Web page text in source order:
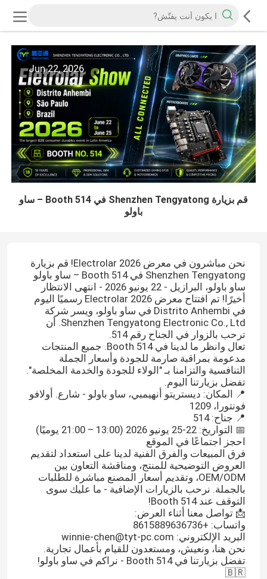
Jun 22, 2026
قم بزيارة Shenzhen Tengyatong في Booth 514 – ساو
باولو
نحن مباشرون في معرض Electrolar 2026! قم بزيارة
Shenzhen Tengyatong في Booth 514 – ساو باولو
ساو باولو، البرازيل - 22 يونيو 2026 - انتهى الانتظار
أخيرًا! تم افتتاح معرض Electrolar 2026 رسميًا اليوم
في Distrito Anhembi في ساو باولو، ويسر شركة
Shenzhen Tengyatong Electronic Co., Ltd. أن
ترحب بالزوار في الجناح رقم 514.
تعال وانظر ما لدينا في Booth 514. جميع المنتجات
مدعومة بمراقبة صارمة للجودة وأسعار الجملة
التنافسية والتزامنا بـ "الولاء للجودة والخدمة المخلصة".
تفضل بزيارتنا اليوم.
📍 المكان: ديستريتو أنهيمبي، ساو باولو - شارع. أولافو
فونتورا، 1209
📍 جناح: 514
📅 التواريخ: 22-25 يونيو 2026 (13:00 – 21:00 يوميًا)
احجز اجتماعًا في الموقع
فرق المبيعات والفرق الفنية لدينا على استعداد لتقديم
العروض التوضيحية للمنتج، ومناقشة التعاون بين
OEM/ODM، وتقديم أسعار المصنع مباشرة للطلبات
بالجملة. نرحب بالزيارات الإضافية - ما عليك سوى
التوقف عند Booth 514!
📩 تواصل معنا أثناء العرض:
واتساب: +8615889636736
البريد الإلكتروني: winnie-chen@tyt-pc.com
نحن هنا، ونعيش، ومستعدون للقيام بأعمال تجارية.
تفضل بزيارتنا في Booth 514 - نراكم في ساو باولو!
🇧🇷